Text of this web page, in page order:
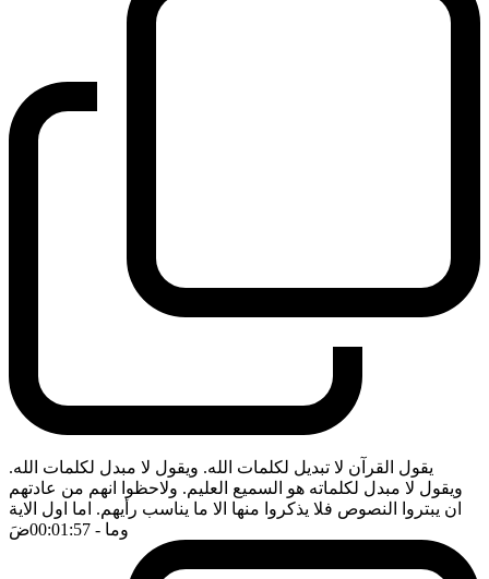
يقول القرآن لا تبديل لكلمات الله. ويقول لا مبدل لكلمات الله.
ويقول لا مبدل لكلماته هو السميع العليم. ولاحظوا انهم من عادتهم
ان يبتروا النصوص فلا يذكروا منها الا ما يناسب رأيهم. اما اول الاية
وما - 00:01:57 ضَ